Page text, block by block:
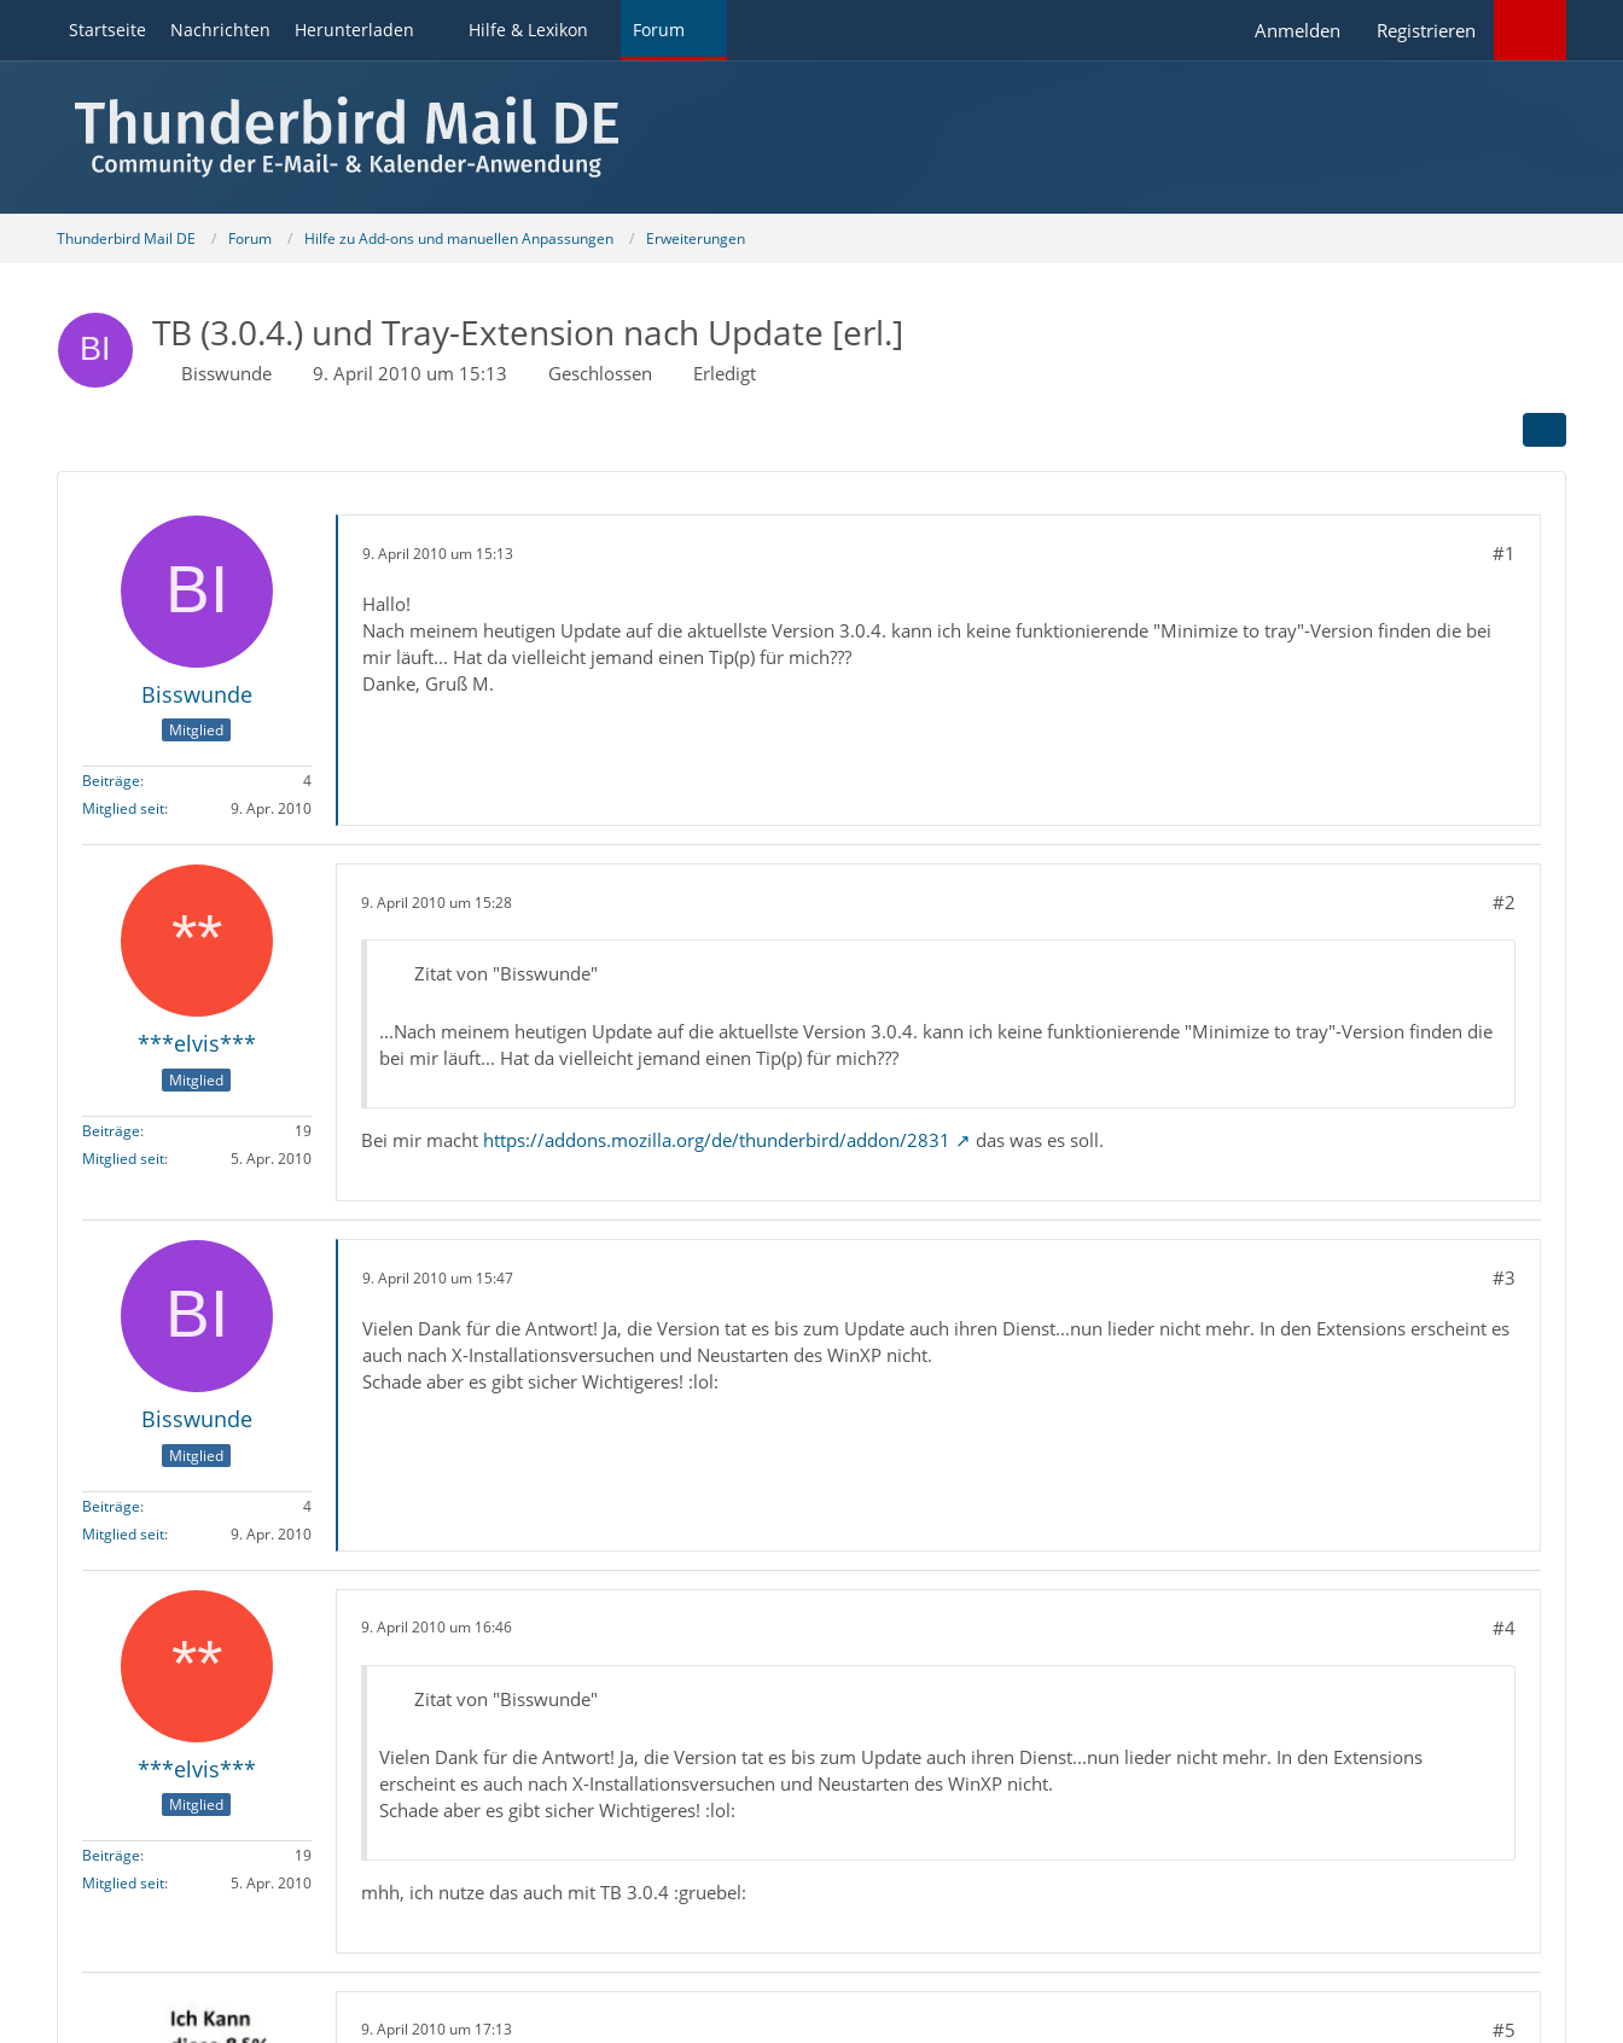
Startseite Nachrichten Herunterladen Hilfe & Lexikon Forum Anmelden Registrieren
Thunderbird Mail DE Forum Hilfe zu Add-ons und manuellen Anpassungen Erweiterungen
TB (3.0.4.) und Tray-Extension nach Update [erl.]
Bisswunde 9. April 2010 um 15:13 Geschlossen Erledigt
Bisswunde
Mitglied
Beiträge
4
Mitglied seit
9. Apr. 2010
9. April 2010 um 15:13 #1
Hallo!
Nach meinem heutigen Update auf die aktuellste Version 3.0.4. kann ich keine funktionierende "Minimize to tray"-Version finden die bei
mir läuft... Hat da vielleicht jemand einen Tip(p) für mich???
Danke, Gruß M.
***elvis***
Mitglied
Beiträge
19
Mitglied seit
5. Apr. 2010
9. April 2010 um 15:28 #2
Zitat von "Bisswunde"
...Nach meinem heutigen Update auf die aktuellste Version 3.0.4. kann ich keine funktionierende "Minimize to tray"-Version finden die
bei mir läuft... Hat da vielleicht jemand einen Tip(p) für mich???
Bei mir macht https://addons.mozilla.org/de/thunderbird/addon/2831 das was es soll.
Bisswunde
Mitglied
Beiträge
4
Mitglied seit
9. Apr. 2010
9. April 2010 um 15:47 #3
Vielen Dank für die Antwort! Ja, die Version tat es bis zum Update auch ihren Dienst...nun lieder nicht mehr. In den Extensions erscheint es
auch nach X-Installationsversuchen und Neustarten des WinXP nicht.
Schade aber es gibt sicher Wichtigeres! :lol:
***elvis***
Mitglied
Beiträge
19
Mitglied seit
5. Apr. 2010
9. April 2010 um 16:46 #4
Zitat von "Bisswunde"
Vielen Dank für die Antwort! Ja, die Version tat es bis zum Update auch ihren Dienst...nun lieder nicht mehr. In den Extensions
erscheint es auch nach X-Installationsversuchen und Neustarten des WinXP nicht.
Schade aber es gibt sicher Wichtigeres! :lol:
mhh, ich nutze das auch mit TB 3.0.4 :gruebel:
9. April 2010 um 17:13 #5